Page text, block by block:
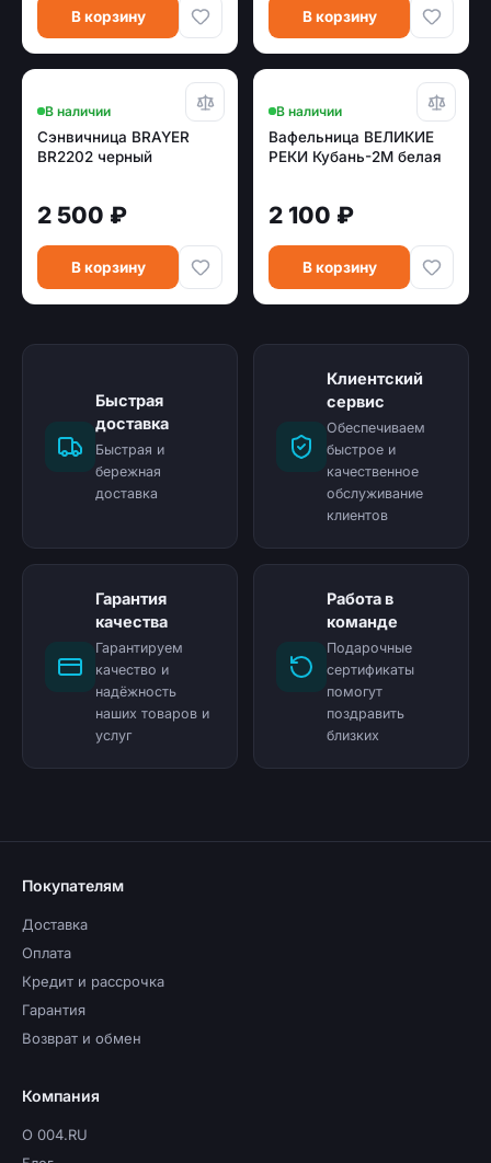
В корзину В корзину
В наличии
Сэнвичница BRAYER
BR2202 черный
2 500 ₽
В корзину
В наличии
Вафельница ВЕЛИКИЕ
РЕКИ Кубань-2М белая
2 100 ₽
В корзину
Быстрая
доставка
Быстрая и
бережная
доставка
Клиентский
сервис
Обеспечиваем
быстрое и
качественное
обслуживание
клиентов
Гарантия
качества
Гарантируем
качество и
надёжность
наших товаров и
услуг
Работа в
команде
Подарочные
сертификаты
помогут
поздравить
близких
Покупателям
Доставка
Оплата
Кредит и рассрочка
Гарантия
Возврат и обмен
Компания
О 004.RU